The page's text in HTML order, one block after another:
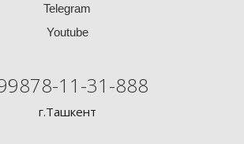
Telegram
Youtube
11-31-888
г.Ташкент